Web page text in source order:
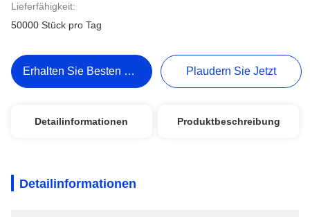
Lieferfähigkeit:
50000 Stück pro Tag
Erhalten Sie Besten Preis Plaudern Sie Jetzt
Detailinformationen Produktbeschreibung
Detailinformationen